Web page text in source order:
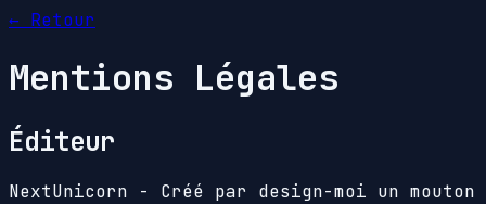
← Retour
Mentions Légales
Éditeur
NextUnicorn - Créé par design-moi un mouton